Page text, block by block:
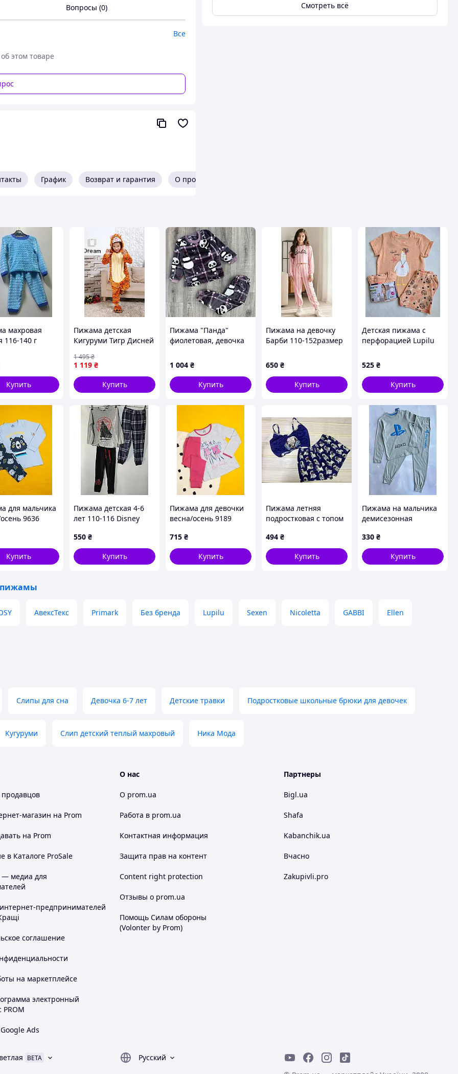
Смотреть всё
Вопросы (0)
Все
этом товаре
График Возврат и гарантия О продавце
махровая
116-140 г
Купить
Пижама детская
Кигуруми Тигр Дисней
Denver Піжама дитяча
Кігурумі Тигр Дісней
мяка й зручна
1 119 ₴
1 495₴
Купить
Пижама "Панда"
фиолетовая, девочка
1 004 ₴
Купить
Пижама на девочку
Барби 110-152размер
650 ₴
Купить
Детская пижама с
перфорацией Lupilu
525 ₴
Купить
для мальчика
9636
104-110(р)
Купить
Пижама детская 4-6
лет 110-116 Disney
550 ₴
Купить
Пижама для девочки
весна/осень 9189
пудра Best Friends
котята 110-116(р)
715 ₴
Купить
Пижама летняя
подростковая с топом
494 ₴
Купить
Пижама на мальчика
демисезонная
р.128 см (7-8 лет)
330 ₴
Купить
пижамы
АвексТекс Primark Без бренда Lupilu Sexen Nicoletta GABBI Ellen
Слипы для сна Девочка 6-7 лет Детские травки Подростковые школьные брюки для девочек
Кугуруми Слип детский теплый махровый Ника Мода
магазин на Prom
на Prom
в Каталоге ProSale
— медиа для
предпринимателей
соглашение
на маркетплейсе
электронный
PROM
Ads
О нас
О prom.ua
Работа в prom.ua
Контактная информация
Защита прав на контент
Content right protection
Отзывы о prom.ua
Помощь Силам обороны
(Volonter by Prom)
Партнеры
Bigl.ua
Shafa
Kabanchik.ua
Вчасно
Zakupivli.pro
BETA
Русский